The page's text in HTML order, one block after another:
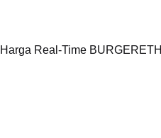
Harga Real-Time BURGERETH